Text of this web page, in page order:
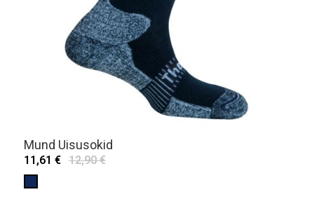
Mund Uisusokid
11,61 € 12,90 €